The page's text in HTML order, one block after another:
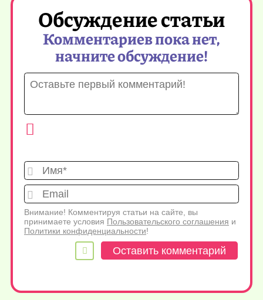
Обсуждение статьи
Комментариев пока нет,
начните обсуждение!
Имя*
Внимание! Комментируя статьи на сайте, вы
принимаете условия Пользовательского соглашения и
Политики конфиденциальности!